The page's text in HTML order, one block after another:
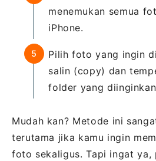
menemukan semua
iPhone.
Pilih foto yang ingin
salin (copy) dan
folder yang
Mudah kan? Metode ini
terutama jika kamu ingin
foto sekaligus. Tapi ingat ya,